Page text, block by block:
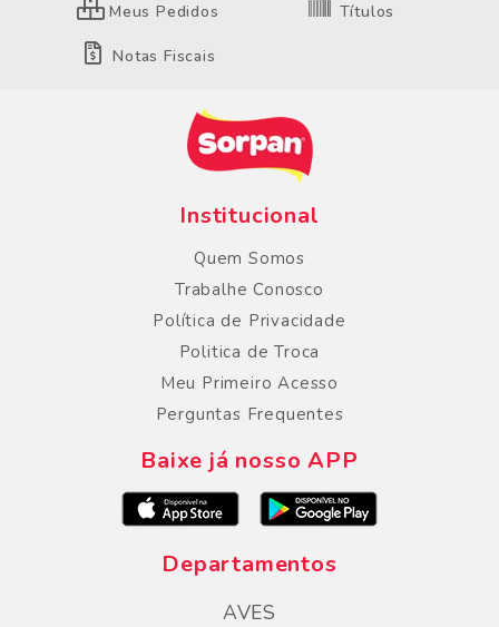
Meus Pedidos Títulos
Notas Fiscais
Institucional
Quem Somos
Trabalhe Conosco
Política de Privacidade
Politica de Troca
Meu Primeiro Acesso
Perguntas Frequentes
Baixe já nosso APP
Departamentos
AVES